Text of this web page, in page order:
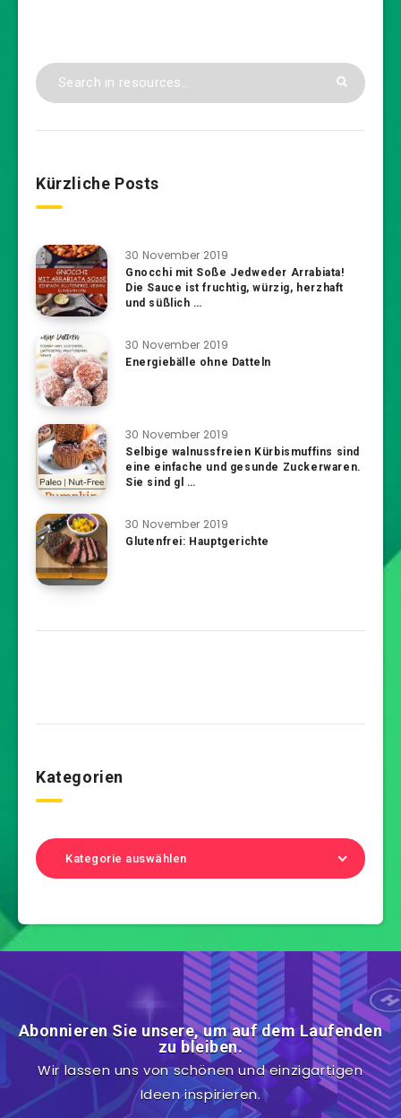
Kürzliche Posts
30 November 2019
Gnocchi mit Soße Jedweder Arrabiata!
Die Sauce ist fruchtig, würzig, herzhaft
und süßlich …
30 November 2019
Energiebälle ohne Datteln
30 November 2019
Selbige walnussfreien Kürbismuffins sind
eine einfache und gesunde Zuckerwaren.
Sie sind gl …
30 November 2019
Glutenfrei: Hauptgerichte
Kategorien
Kategorie auswählen
Abonnieren Sie unsere, um auf dem Laufenden
zu bleiben.
Wir lassen uns von schönen und einzigartigen
Ideen inspirieren.